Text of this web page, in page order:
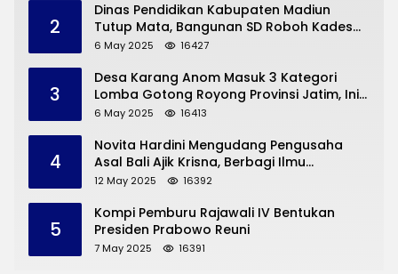
2
Dinas Pendidikan Kabupaten Madiun
Tutup Mata, Bangunan SD Roboh Kades
Dermorejo Bangun Pakai Dana Pribadi
6 May 2025 16427
3
Desa Karang Anom Masuk 3 Kategori
Lomba Gotong Royong Provinsi Jatim, Ini
yang Disampaikan Sekda Trenggalek
6 May 2025 16413
4
Novita Hardini Mengudang Pengusaha
Asal Bali Ajik Krisna, Berbagi Ilmu
Pengembangan Pariwisata dan UMKM
12 May 2025 16392
5
Kompi Pemburu Rajawali IV Bentukan
Presiden Prabowo Reuni
7 May 2025 16391